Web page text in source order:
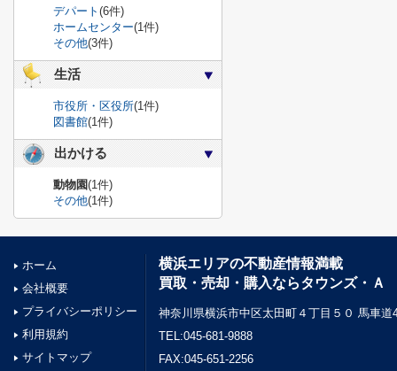
デパート (6件)
ホームセンター(1件)
その他(3件)
生活
市役所・区役所(1件)
図書館(1件)
出かける
動物園(1件)
その他(1件)
ホーム
会社概要
プライバシーポリシー
利用規約
サイトマップ
横浜エリアの不動産情報満載
買取・売却・購入ならタウンズ・Ａ
神奈川県横浜市中区太田町４丁目５０ 馬車道
TEL:045-681-9888
FAX:045-651-2256